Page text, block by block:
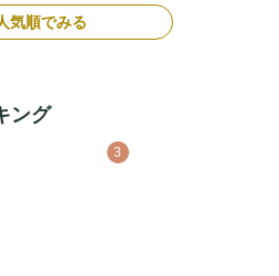
気順でみる
ング
3